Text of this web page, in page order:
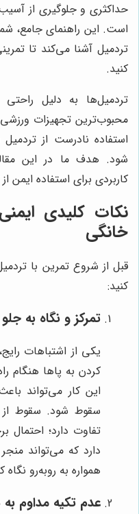
حداکثری و جلوگیری از
است. این راهنمای جامع،
تردمیل آشنا می‌کند تا
کنید.
تردمیل‌ها به دلیل
محبوب‌ترین تجهیزات
استفاده نادرست از
شود. هدف ما در این
کاربردی برای استفاده ایمن
نکات کلیدی
خانگی
قبل از شروع تمرین با
کنید:
تمرکز و نگاه به جلو
یکی از اشتباهات
کردن به پاها هنگام
این کار می‌تواند
سقوط شود. سقوط از
تفاوت دارد؛
دارد که می‌تواند
همواره به روبه‌رو
عدم تکیه مداوم